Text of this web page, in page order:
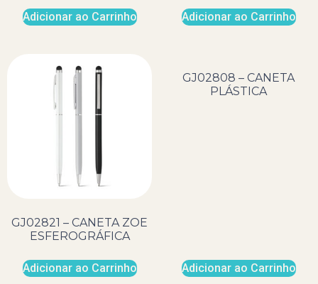
Adicionar ao Carrinho Adicionar ao Carrinho
GJ02821 – CANETA ZOE
ESFEROGRÁFICA
Adicionar ao Carrinho
GJ02808 – CANETA
PLÁSTICA
Adicionar ao Carrinho